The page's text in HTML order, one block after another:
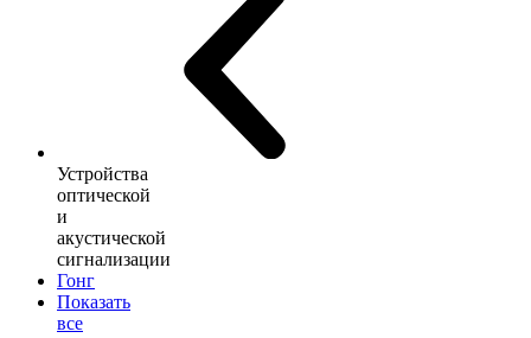
Устройства
оптической
и
акустической
сигнализации
Гонг
Показать
все